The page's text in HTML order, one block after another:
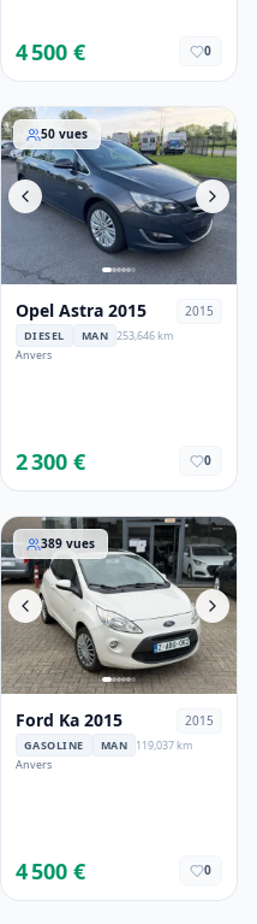
4 500 € 0
Opel Astra 2015
50 vues
Opel Astra 2015 2015
DIESEL MAN 253,646 km
Anvers
2 300 € 0
Ford Ka 2015
389 vues
Ford Ka 2015 2015
GASOLINE MAN
119,037 km
Anvers
4 500 € 0